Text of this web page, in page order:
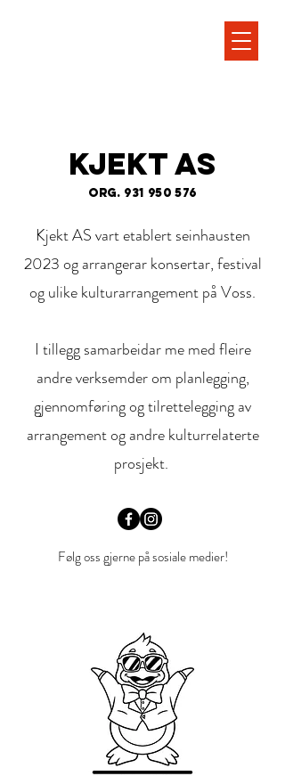
kjekt as
Org. 931 950 576
Kjekt AS vart etablert seinhausten
2023 og arrangerar konsertar, festival
og ulike kulturarrangement på Voss.
I tillegg samarbeidar me med fleire
andre verksemder om planlegging,
gjennomføring og tilrettelegging av
arrangement og andre kulturrelaterte
prosjekt.
Følg oss gjerne på sosiale medier!